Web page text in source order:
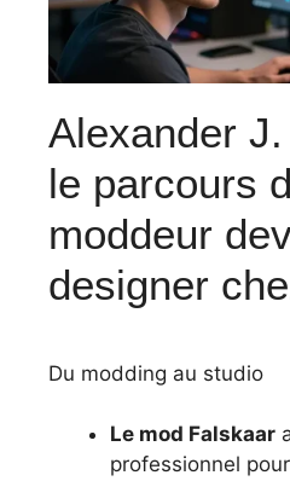
Alexander
le parcours
moddeur
designer
Du modding au studio
Le mod Falskaar
professionnel